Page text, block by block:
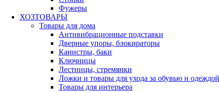
Фужеры
ХОЗТОВАРЫ
Товары для дома
Антивибрационные подставки
Дверные упоры, блокираторы
Канистры, баки
Ключницы
Лестницы, стремянки
Ложки и товары для ухода за обувью и одеждой
Товары для интерьера